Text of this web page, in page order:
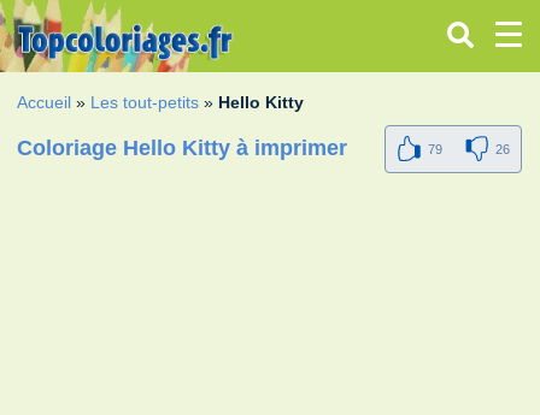
Accueil » Les tout-petits » Hello Kitty
Coloriage Hello Kitty à imprimer 79 26